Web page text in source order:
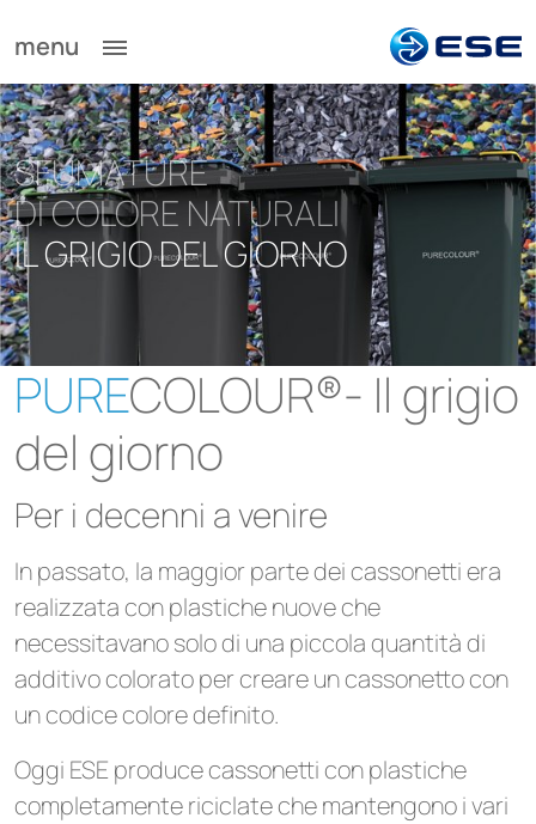
menu
SFUMATURE
DI COLORE NATURALI
IL GRIGIO DEL GIORNO
PURECOLOUR®- Il grigio
del giorno
Per i decenni a venire
In passato, la maggior parte dei cassonetti era
realizzata con plastiche nuove che
necessitavano solo di una piccola quantità di
additivo colorato per creare un cassonetto con
un codice colore definito.
Oggi ESE produce cassonetti con plastiche
completamente riciclate che mantengono i vari